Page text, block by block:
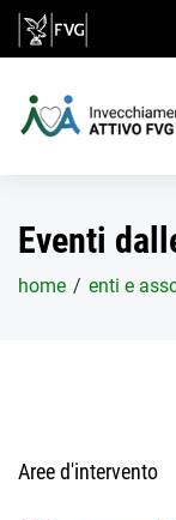
Salta al contenuto
Eventi
home enti e
Aree d'intervento